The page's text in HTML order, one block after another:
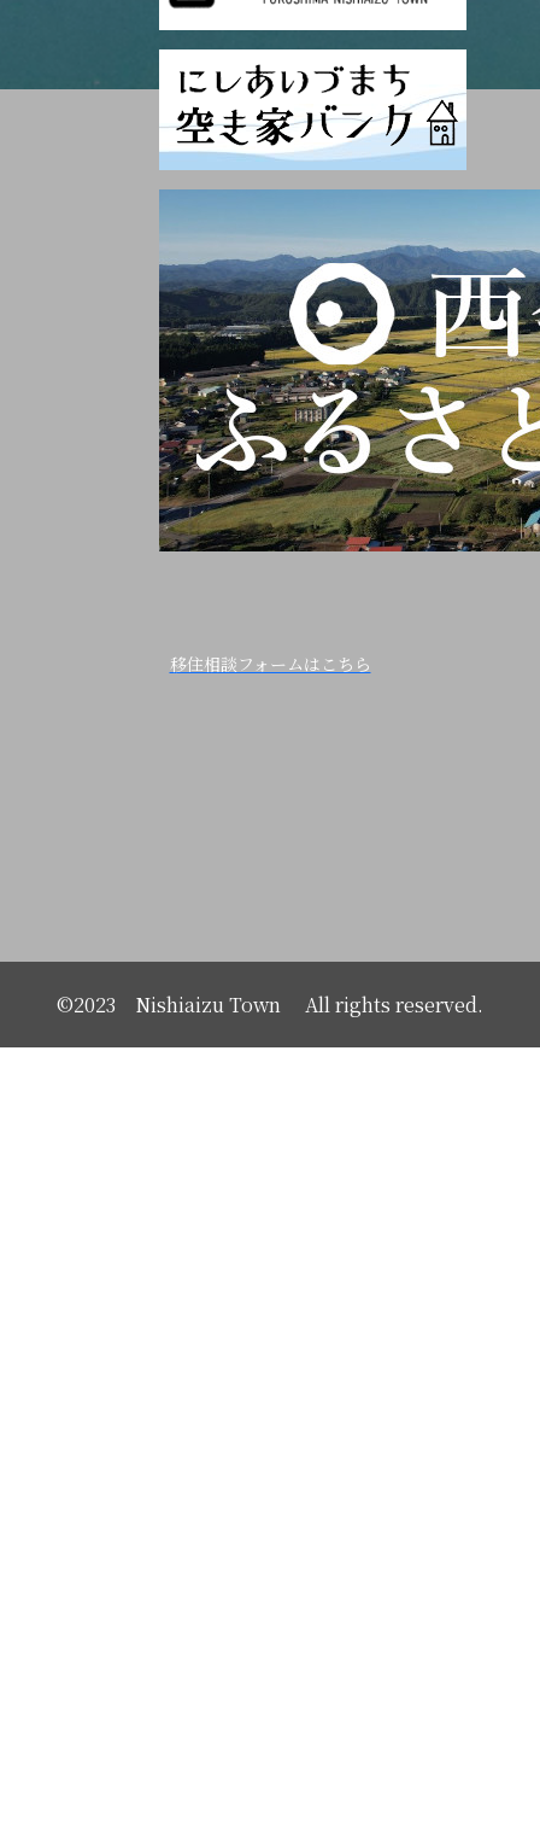
移住相談フォームはこちら
©2023 Nishiaizu Town All rights reserved.